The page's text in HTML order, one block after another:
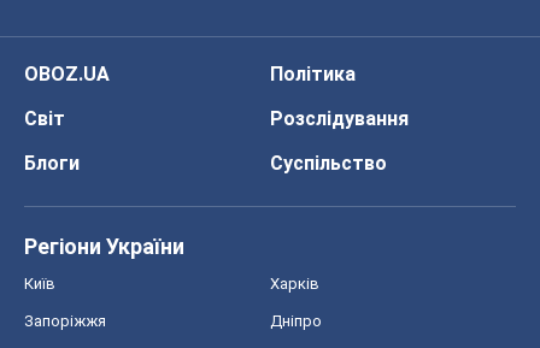
OBOZ.UA
Політика
Світ
Розслідування
Блоги
Суспільство
Регіони України
Київ Харків
Запоріжжя Дніпро